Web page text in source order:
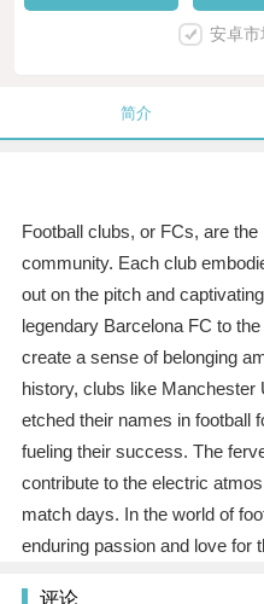
安卓
简介
Football clubs, or FCs, are
community. Each club
out on the pitch and
legendary Barcelona FC to
create a sense of belonging
history, clubs like Manchester
etched their names in football
fueling their success. The
contribute to the electric
match days. In the world of
enduring passion and love for
评论